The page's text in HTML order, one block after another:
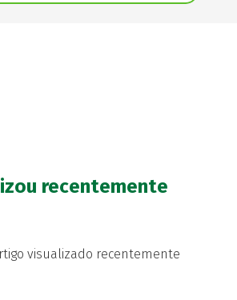
recentemente
visualizado recentemente